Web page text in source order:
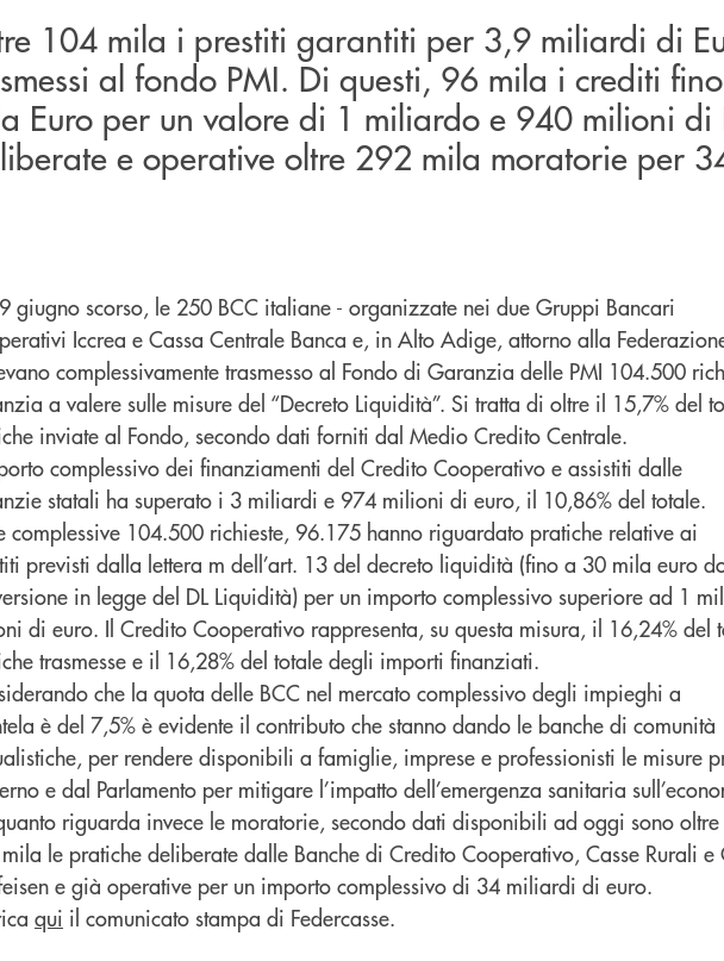
104 mila i prestiti garantiti per 3,9 miliardi di
al fondo PMI. Di questi, 96 mila i crediti
Euro per un valore di 1 miliardo e 940 milioni di
e operative oltre 292 mila moratorie per
giugno scorso, le 250 BCC italiane - organizzate nei due Gruppi Bancari
Iccrea e Cassa Centrale Banca e, in Alto Adige, attorno alla
complessivamente trasmesso al Fondo di Garanzia delle PMI 104.500
a valere sulle misure del “Decreto Liquidità”. Si tratta di oltre il 15,7% del
inviate al Fondo, secondo dati forniti dal Medio Credito Centrale.
complessivo dei finanziamenti del Credito Cooperativo e assistiti dalle
statali ha superato i 3 miliardi e 974 milioni di euro, il 10,86% del totale.
complessive 104.500 richieste, 96.175 hanno riguardato pratiche relative ai
previsti dalla lettera m dell’art. 13 del decreto liquidità (fino a 30 mila euro
in legge del DL Liquidità) per un importo complessivo superiore ad 1
di euro. Il Credito Cooperativo rappresenta, su questa misura, il 16,24% del
trasmesse e il 16,28% del totale degli importi finanziati.
che la quota delle BCC nel mercato complessivo degli impieghi a
è del 7,5% è evidente il contributo che stanno dando le banche di comunità
per rendere disponibili a famiglie, imprese e professionisti le misure
e dal Parlamento per mitigare l’impatto dell’emergenza sanitaria
riguarda invece le moratorie, secondo dati disponibili ad oggi sono oltre
le pratiche deliberate dalle Banche di Credito Cooperativo, Casse Rurali e
e già operative per un importo complessivo di 34 miliardi di euro.
qui il comunicato stampa di Federcasse.